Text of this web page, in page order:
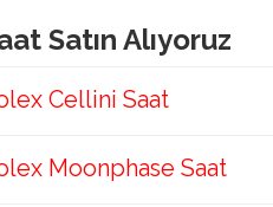
Satın Alıyoruz
Cellini Saat
Moonphase Saat